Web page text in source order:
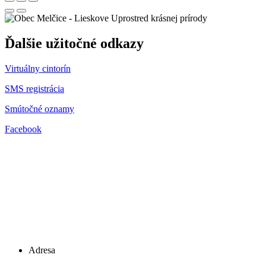
Uprostred krásnej prírody
Ďalšie užitočné odkazy
Virtuálny cintorín
SMS registrácia
Smútočné oznamy
Facebook
Adresa